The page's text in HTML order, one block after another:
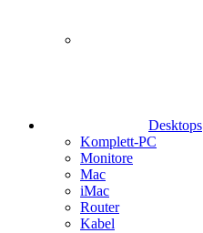
Desktops
Komplett-PC
Monitore
Mac
iMac
Router
Kabel